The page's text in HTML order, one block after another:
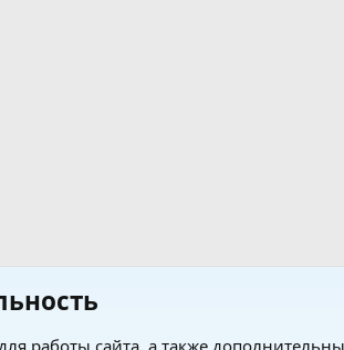
работы сайта, а также